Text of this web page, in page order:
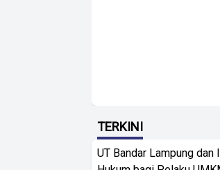
TERKINI
UT Bandar Lampung dan